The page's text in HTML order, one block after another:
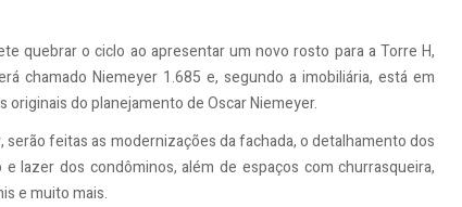
quebrar o ciclo ao apresentar um novo rosto para a Torre H,
chamado Niemeyer 1.685 e, segundo a imobiliária, está em
do planejamento de Oscar Niemeyer.
feitas as modernizações da fachada, o detalhamento dos
lazer dos condôminos, além de espaços com churrasqueira,
e muito mais.